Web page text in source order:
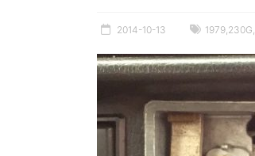
2014-10-13 1979 230G